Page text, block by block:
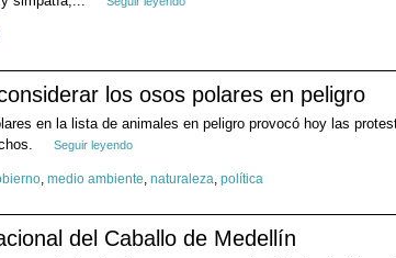
los osos polares en peligro
en la lista de animales en peligro provocó hoy las
Seguir leyendo
, medio ambiente, naturaleza, política
del Caballo de Medellín